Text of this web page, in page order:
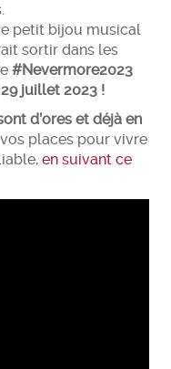
petit bijou musical
sortir dans les
#Nevermore2023
juillet 2023 !
d’ores et déjà en
places pour vivre
en suivant ce